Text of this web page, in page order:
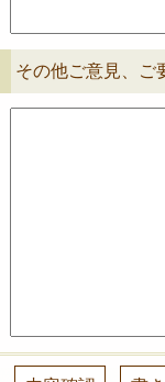
その他ご意見、ご